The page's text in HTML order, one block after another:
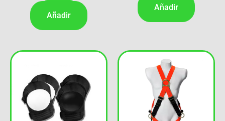
Añadir
Añadir